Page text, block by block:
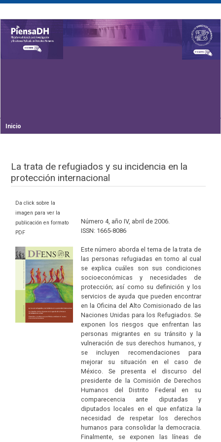
Inicio
La trata de refugiados y su incidencia en la
protección internacional
Da click sobre la
imagen para ver la
publicación en formato
PDF
Número 4, año IV, abril de 2006.
ISSN: 1665-8086
Este número aborda el tema de la trata de
las personas refugiadas en torno al cual
se explica cuáles son sus condiciones
socioeconómicas y necesidades de
protección; así como su definición y los
servicios de ayuda que pueden encontrar
en la Oficina del Alto Comisionado de las
Naciones Unidas para los Refugiados. Se
exponen los riesgos que enfrentan las
personas migrantes en su tránsito y la
vulneración de sus derechos humanos, y
se incluyen recomendaciones para
mejorar su situación en el caso de
México. Se presenta el discurso del
presidente de la Comisión de Derechos
Humanos del Distrito Federal en su
comparecencia ante diputadas y
diputados locales en el que enfatiza la
necesidad de respetar los derechos
humanos para consolidar la democracia.
Finalmente, se exponen las líneas de